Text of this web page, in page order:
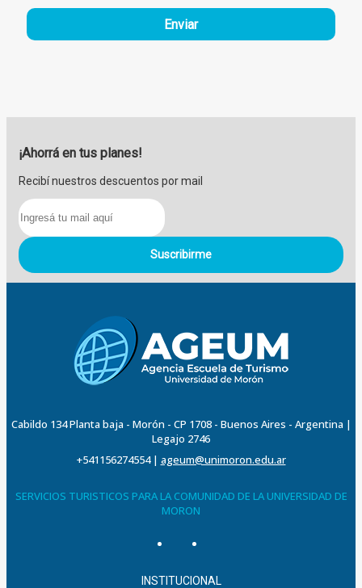
Enviar
¡Ahorrá en tus planes!
Recibí nuestros descuentos por mail
Suscribirme
Cabildo 134 Planta baja - Morón - CP 1708 - Buenos Aires - Argentina |
Legajo 2746
+541156274554 | ageum@unimoron.edu.ar
SERVICIOS TURISTICOS PARA LA COMUNIDAD DE LA UNIVERSIDAD DE
MORON
INSTITUCIONAL